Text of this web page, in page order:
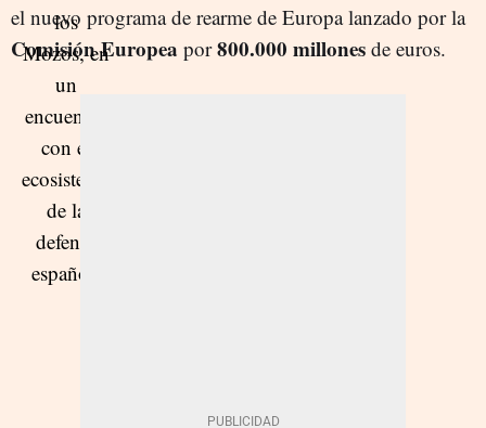
el nuevo programa de rearme de Europa lanzado por la
Comisión Europea por800.000 millones de euros.